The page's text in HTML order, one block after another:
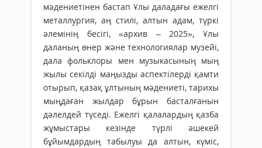
мәдениетінен бастап Ұлы даладағы ежелгі
металлургия, аң стилі, алтын адам, түркі
әлемінің бесігі, «архив – 2025», Ұлы
даланың өнер және технологиялар музейі,
дала фольклоры мен музыкасының мың
жылы секілді маңызды аспектілерді қамти
отырып, қазақ ұлтының мәдениеті, тарихы
мыңдаған жылдар бұрын басталғанын
дәлелдей түседі. Ежелгі қалалардың қазба
жұмыстары кезінде түрлі әшекей
бұйымдардың табылуы да алтын, күміс,